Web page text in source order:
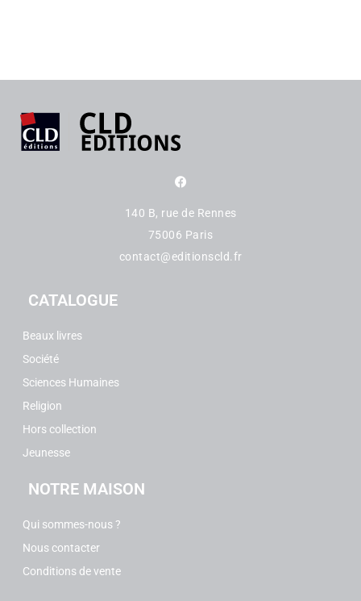
140 B, rue de Rennes
75006 Paris
contact@editionscld.fr
CATALOGUE
Beaux livres
Société
Sciences Humaines
Religion
Hors collection
Jeunesse
NOTRE MAISON
Qui sommes-nous ?
Nous contacter
Conditions de vente